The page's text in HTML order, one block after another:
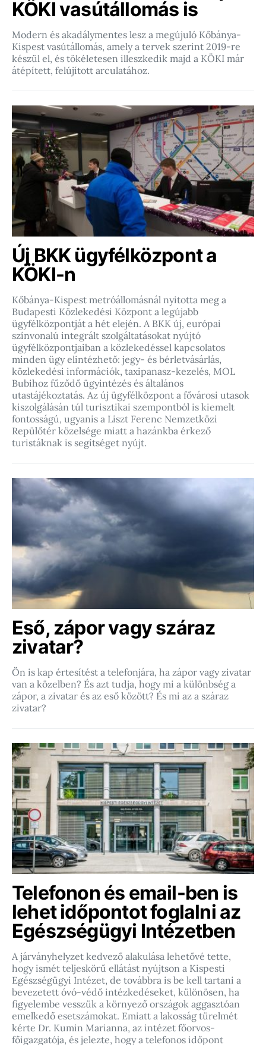
KÖKI vasútállomás is
Modern és akadálymentes lesz a megújuló Kőbánya-
Kispest vasútállomás, amely a tervek szerint 2019-re
készül el, és tökéletesen illeszkedik majd a KÖKI már
átépített, felújított arculatához.
Új BKK ügyfélközpont a
KÖKI-n
Kőbánya-Kispest metróállomásnál nyitotta meg a
Budapesti Közlekedési Központ a legújabb
ügyfélközpontját a hét elején. A BKK új, európai
színvonalú integrált szolgáltatásokat nyújtó
ügyfélközpontjaiban a közlekedéssel kapcsolatos
minden ügy elintézhető: jegy- és bérletvásárlás,
közlekedési információk, taxipanasz-kezelés, MOL
Bubihoz fűződő ügyintézés és általános
utastájékoztatás. Az új ügyfélközpont a fővárosi utasok
kiszolgálásán túl turisztikai szempontból is kiemelt
fontosságú, ugyanis a Liszt Ferenc Nemzetközi
Repülőtér közelsége miatt a hazánkba érkező
turistáknak is segítséget nyújt.
Eső, zápor vagy száraz
zivatar?
Ön is kap értesítést a telefonjára, ha zápor vagy zivatar
van a közelben? És azt tudja, hogy mi a különbség a
zápor, a zivatar és az eső között? És mi az a száraz
zivatar?
Telefonon és email-ben is
lehet időpontot foglalni az
Egészségügyi Intézetben
A járványhelyzet kedvező alakulása lehetővé tette,
hogy ismét teljeskörű ellátást nyújtson a Kispesti
Egészségügyi Intézet, de továbbra is be kell tartani a
bevezetett óvó-védő intézkedéseket, különösen, ha
figyelembe vesszük a környező országok aggasztóan
emelkedő esetszámokat. Emiatt a lakosság türelmét
kérte Dr. Kumin Marianna, az intézet főorvos-
főigazgatója, és jelezte, hogy a telefonos időpont